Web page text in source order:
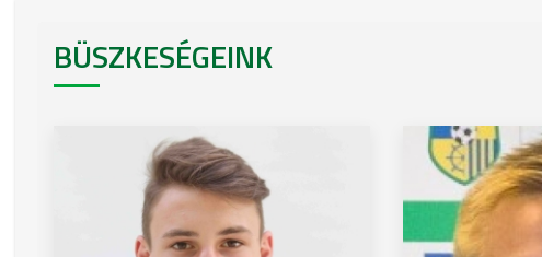
BÜSZKESÉGEINK